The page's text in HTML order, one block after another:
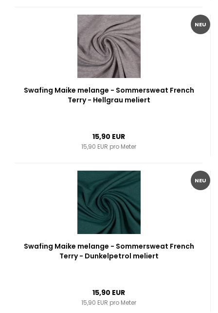
NEU
Swafing Maike melange - Sommersweat French
Terry - Hellgrau meliert
15,90 EUR
15,90 EUR pro Meter
NEU
Swafing Maike melange - Sommersweat French
Terry - Dunkelpetrol meliert
15,90 EUR
15,90 EUR pro Meter